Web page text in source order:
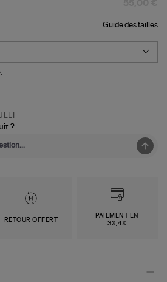
Guide des tailles
?
RETOUR OFFERT
PAIEMENT EN
3X,4X